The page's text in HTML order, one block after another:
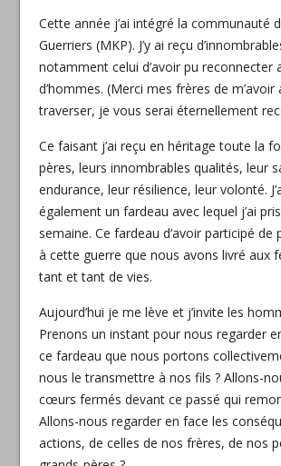
Cette année j’ai intégré la communauté
Guerriers (MKP). J’y ai reçu
notamment celui d’avoir pu reconnecter
d’hommes. (Merci mes frères de m’avoir
traverser, je vous serai éternellement
Ce faisant j’ai reçu en héritage toute la
pères, leurs innombrables qualités, leur
endurance, leur résilience, leur volonté.
également un fardeau avec lequel j’ai
semaine. Ce fardeau d’avoir participé de
à cette guerre que nous avons livré aux
tant et tant de vies.
Aujourd’hui je me lève et j’invite les
Prenons un instant pour nous regarder
ce fardeau que nous portons
nous le transmettre à nos fils ? Allons-
cœurs fermés devant ce passé qui
Allons-nous regarder en face les
actions, de celles de nos frères, de nos